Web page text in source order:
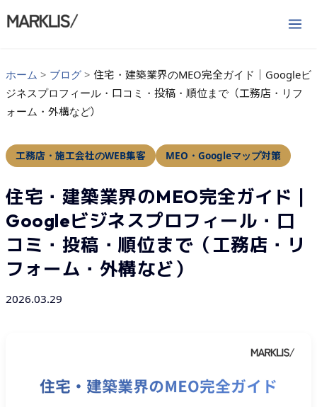
容
キ
ホーム > ブログ > 住宅・建築業界のMEO完全ガイド｜Googleビ
ジネスプロフィール・口コミ・投稿・順位まで（工務店・リフ
ォーム・外構など）
工務店・施工会社のWEB集客 MEO・Googleマップ対策
住宅・建築業界のMEO完全ガイド｜
Googleビジネスプロフィール・口
コミ・投稿・順位まで（工務店・リ
フォーム・外構など）
2026.03.29